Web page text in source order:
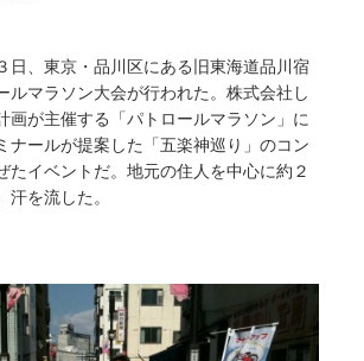
日、東京・品川区にある旧東海道品川宿
ルマラソン大会が行われた。株式会社し
画が主催する「パトロールマラソン」に
ナールが提案した「五楽神巡り」のコン
たイベントだ。地元の住人を中心に約２
汗を流した。